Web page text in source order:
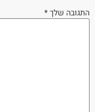
התגובה שלך*